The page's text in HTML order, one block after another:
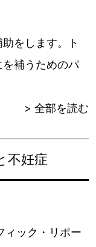
をします。ト
補うためのパ
> 全部を読む
不妊症
ィック・リポー